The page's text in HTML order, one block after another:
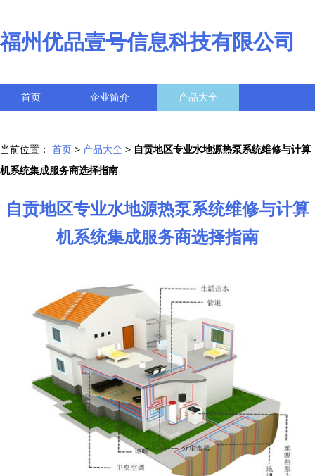
福州优品壹号信息科技有限公司
首页 企业简介 产品大全
当前位置： 首页 > 产品大全 > 自贡地区专业水地源热泵系统维修与计算
机系统集成服务商选择指南
自贡地区专业水地源热泵系统维修与计算
机系统集成服务商选择指南